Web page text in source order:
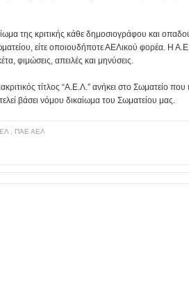
της κριτικής κάθε δημοσιογράφου και
είτε οποιουδήποτε ΑΕΛικού φορέα. Η
φιμώσεις, απειλές και μηνύσεις.
τίτλος “Α.Ε.Λ.” ανήκει στο Σωματείο
βάσει νόμου δικαίωμα του Σωματείου μας.
ΠΑΕ ΑΕΛ